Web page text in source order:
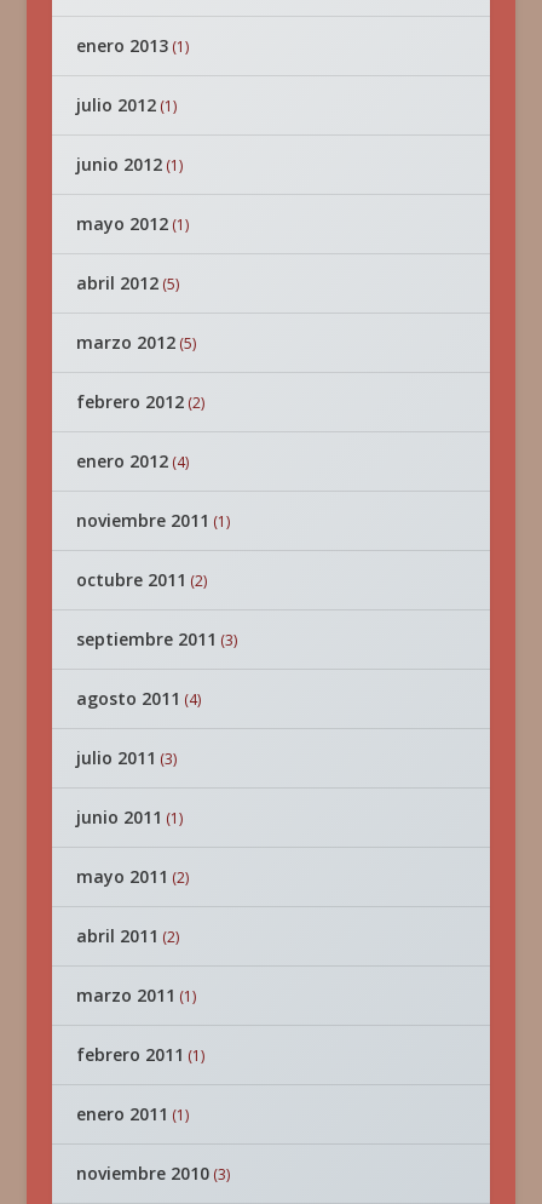
enero 2013(1)
julio 2012(1)
junio 2012(1)
mayo 2012(1)
abril 2012(5)
marzo 2012(5)
febrero 2012(2)
enero 2012(4)
noviembre 2011 (1)
octubre 2011 (2)
septiembre 2011 (3)
agosto 2011 (4)
julio 2011 (3)
junio 2011 (1)
mayo 2011 (2)
abril 2011 (2)
marzo 2011 (1)
febrero 2011 (1)
enero 2011 (1)
noviembre 2010(3)